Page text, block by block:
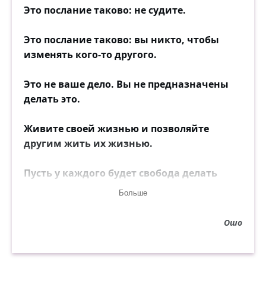
Это послание таково: не судите.
Это послание таково: вы никто, чтобы
изменять кого-то другого.
Это не ваше дело. Вы не предназначены
делать это.
Живите своей жизнью и позволяйте
другим жить их жизнью.
Пусть у каждого будет свобода делать
Больше
Ошо